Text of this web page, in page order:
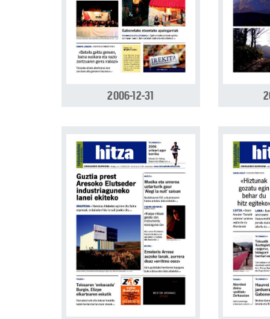
2006-12-31